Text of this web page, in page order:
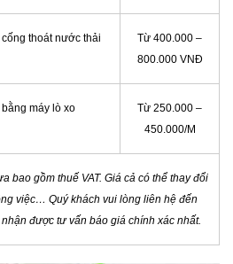
thoát nước thải
Từ 400.000 –
800.000 VNĐ
máy lò xo
Từ 250.000 –
450.000/M
bao gồm thuế VAT. Giá cả có thể thay đổi
việc… Quý khách vui lòng liên hệ đến
được tư vấn báo giá chính xác nhất.